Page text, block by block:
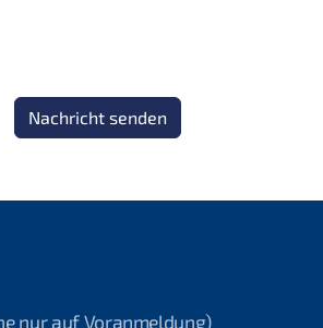
Nachricht senden
nur auf Voranmeldung)